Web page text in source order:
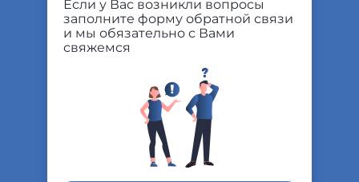
Если у Вас возникли вопросы
заполните форму обратной связи
и мы обязательно с Вами
свяжемся